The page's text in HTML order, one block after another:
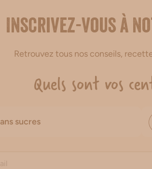
Inscrivez-vous à
Retrouvez tous nos conseils,
Quels sont vos
sucres